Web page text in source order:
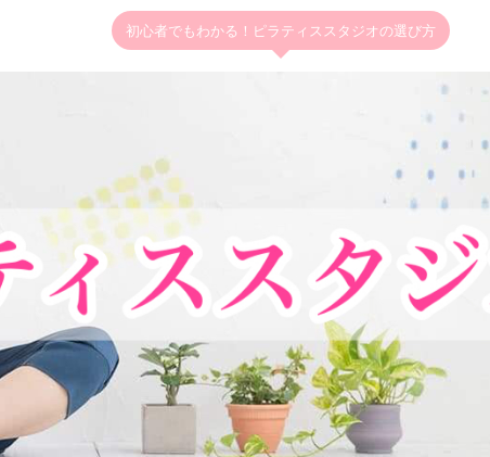
初心者でもわかる！ピラティススタジオの選び方